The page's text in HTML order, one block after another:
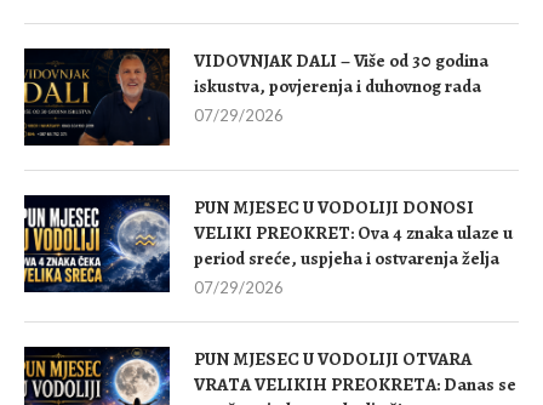
VIDOVNJAK DALI – Više od 30 godina
iskustva, povjerenja i duhovnog rada
07/29/2026
PUN MJESEC U VODOLIJI DONOSI
VELIKI PREOKRET: Ova 4 znaka ulaze u
period sreće, uspjeha i ostvarenja želja
07/29/2026
PUN MJESEC U VODOLIJI OTVARA
VRATA VELIKIH PREOKRETA: Danas se